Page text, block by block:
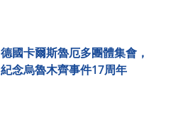
德國卡爾斯魯厄多團體集會，
紀念烏魯木齊事件17周年